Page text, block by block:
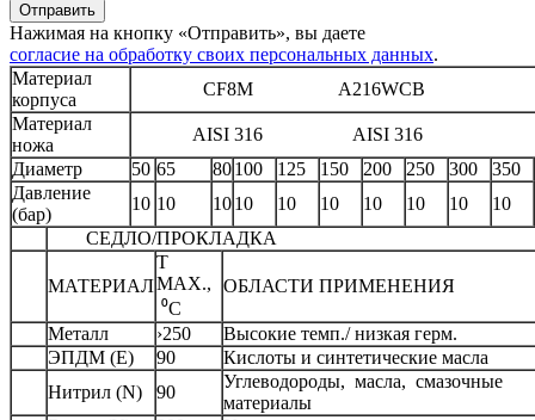
Отправить
Нажимая на кнопку «Отправить», вы даете
согласие на обработку своих персональных данных.
Материал
корпуса
CF8M A216WCB
Материал
ножа
AISI 316 AISI 316
Диаметр
50 65 80100 125 150 200 250 300
350
Давление
(бар)
10 10 1010 10 10 10 10 10
10
СЕДЛО/ПРОКЛАДКА
МАТЕРИАЛ
Т
МAX.,
⁰С
ОБЛАСТИ ПРИМЕНЕНИЯ
Металл ›250
Высокие темп./ низкая герм.
ЭПДМ (Е)
90
Кислоты и синтетические масла
Нитрил (N)
90
Углеводороды, масла, смазочные
материалы